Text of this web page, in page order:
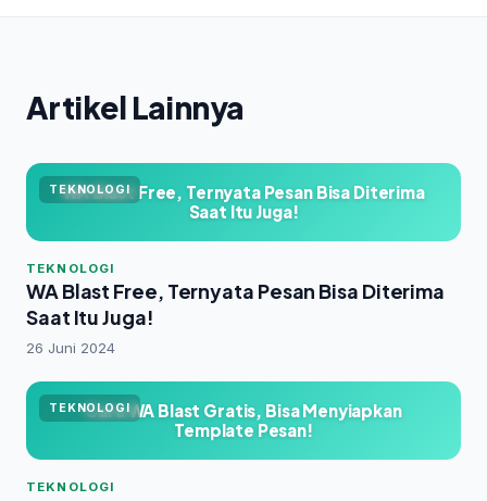
Artikel Lainnya
TEKNOLOGI
WA Blast Free, Ternyata Pesan Bisa Diterima
Saat Itu Juga!
TEKNOLOGI
WA Blast Free, Ternyata Pesan Bisa Diterima
Saat Itu Juga!
26 Juni 2024
TEKNOLOGI
Cara WA Blast Gratis, Bisa Menyiapkan
Template Pesan!
TEKNOLOGI